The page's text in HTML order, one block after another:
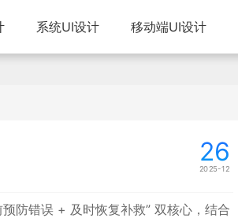
系统UI设计 移动端UI设计
26
2025-12
防错误 + 及时恢复补救” 双核心，结合